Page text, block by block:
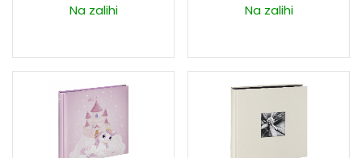
Na zalihi Na zalihi